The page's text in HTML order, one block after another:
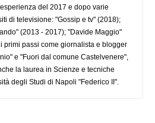
del 2017 e dopo varie
di televisione: "Gossip e tv" (2018);
(2013 - 2017); "Davide Maggio"
primi passi come giornalista e blogger
e "Fuori dal comune Castelvenere",
la laurea in Scienze e tecniche
degli Studi di Napoli "Federico II".